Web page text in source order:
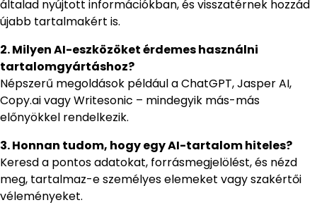
általad nyújtott információkban, és visszatérnek hozzád
újabb tartalmakért is.
2. Milyen AI-eszközöket érdemes használni
tartalomgyártáshoz?
Népszerű megoldások például a ChatGPT, Jasper AI,
Copy.ai vagy Writesonic – mindegyik más-más
előnyökkel rendelkezik.
3. Honnan tudom, hogy egy AI-tartalom hiteles?
Keresd a pontos adatokat, forrásmegjelölést, és nézd
meg, tartalmaz-e személyes elemeket vagy szakértői
véleményeket.